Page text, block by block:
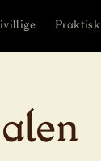
Praktisk